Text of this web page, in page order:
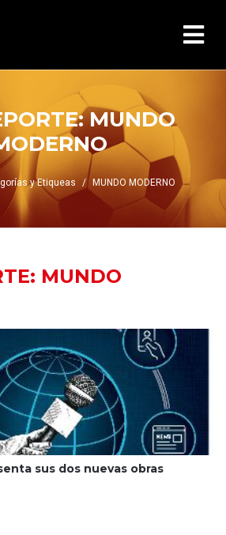
MUNDO
y Etiqueas MUNDO MODERNO
MUNDO
sus dos nuevas obras